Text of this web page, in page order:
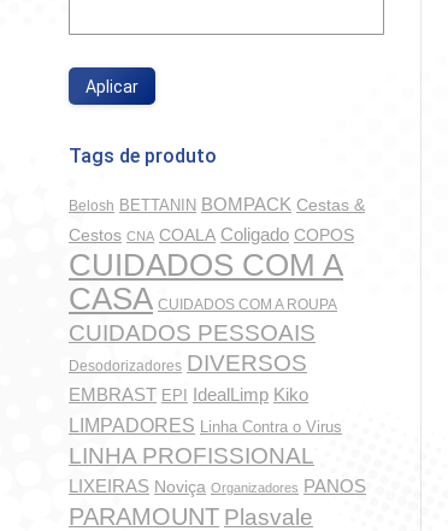
Aplicar
Tags de produto
Belosh BETTANIN BOMPACK Cestas &
Cestos CNA COALA Coligado COPOS
CUIDADOS COM A
CASA CUIDADOS COM A ROUPA
CUIDADOS PESSOAIS
Desodorizadores DIVERSOS
EMBRAST EPI IdealLimp Kiko
LIMPADORES Linha Contra o Virus
LINHA PROFISSIONAL
LIXEIRAS Noviça Organizadores PANOS
PARAMOUNT Plasvale